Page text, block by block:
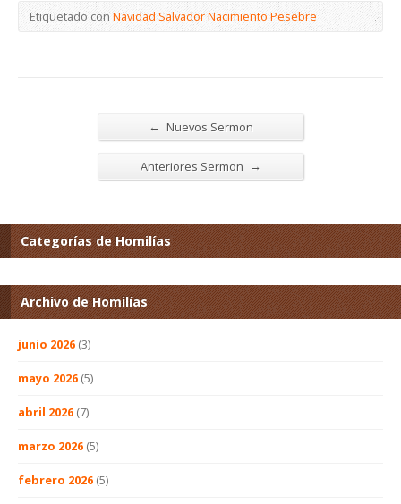
Etiquetado conNavidad Salvador Nacimiento Pesebre
← Nuevos Sermon
Anteriores Sermon →
Categorías de Homilías
Archivo de Homilías
junio 2026 (3)
mayo 2026 (5)
abril 2026 (7)
marzo 2026 (5)
febrero 2026 (5)